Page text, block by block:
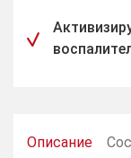
Описание